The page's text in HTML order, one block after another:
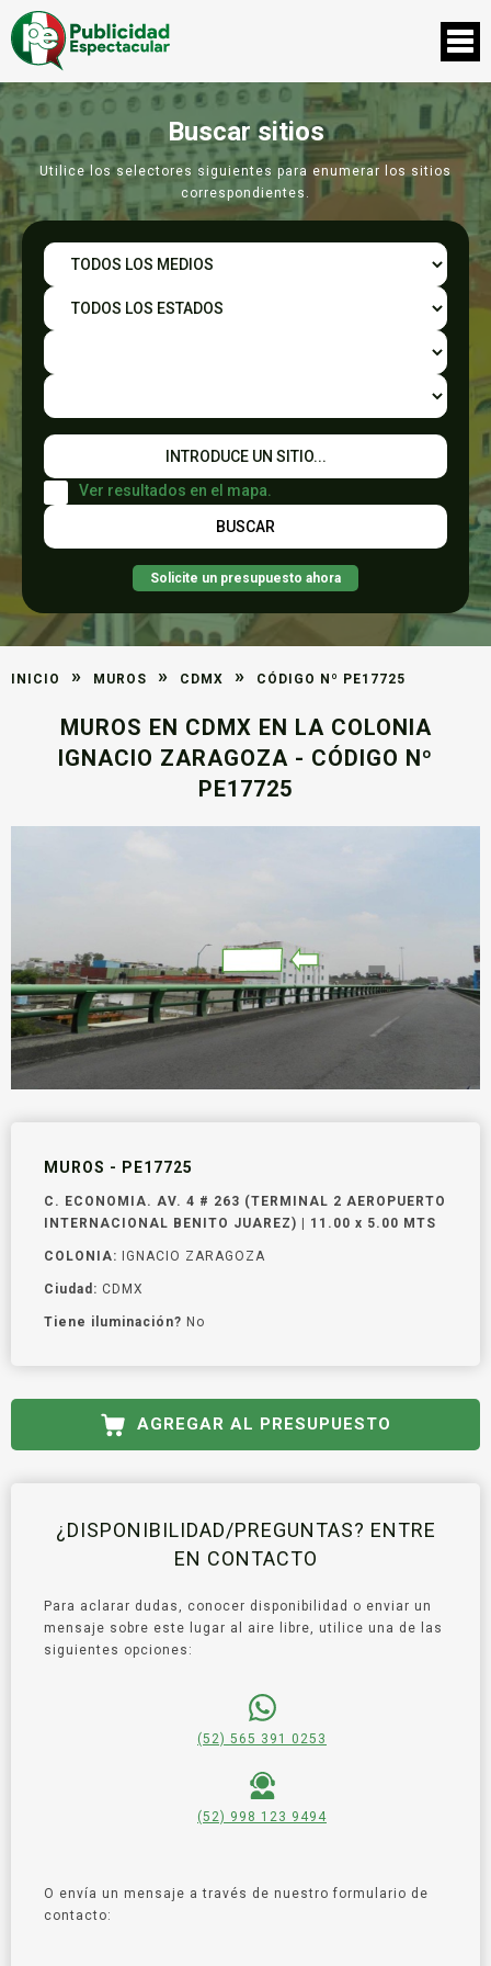
Buscar sitios
Utilice los selectores siguientes para enumerar los sitios
correspondientes.
Ver resultados en el mapa.
Solicite un presupuesto ahora
INICIO » MUROS » CDMX » CÓDIGO Nº PE17725
MUROS EN CDMX EN LA COLONIA
IGNACIO ZARAGOZA - CÓDIGO Nº
PE17725
MUROS - PE17725
C. ECONOMIA. AV. 4 # 263 (TERMINAL 2 AEROPUERTO
INTERNACIONAL BENITO JUAREZ) | 11.00 x 5.00 MTS
COLONIA: IGNACIO ZARAGOZA
Ciudad: CDMX
Tiene iluminación? No
AGREGAR AL PRESUPUESTO
¿DISPONIBILIDAD/PREGUNTAS? ENTRE
EN CONTACTO
Para aclarar dudas, conocer disponibilidad o enviar un
mensaje sobre este lugar al aire libre, utilice una de las
siguientes opciones:
(52) 565 391 0253
(52) 998 123 9494
O envía un mensaje a través de nuestro formulario de
contacto: